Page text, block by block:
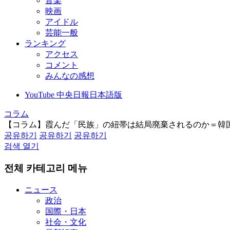
映画
アイドル
芸能一般
ランキング
アクセス
コメント
みんなの感想
YouTube 中央日報日本語版
コラム
【コラム】霞んだ「民族」の紐帯は結局廃棄されるのか＝韓
공유하기
공유하기
공유하기
검색 열기
전체 카테고리 메뉴
ニュース
政治
国際・日本
社会・文化